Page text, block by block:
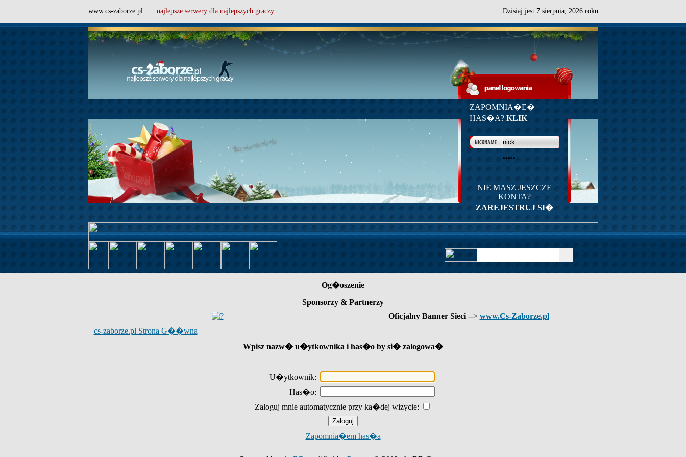
www.cs-zaborze.pl | najlepsze serwery dla najlepszych graczy Dzisiaj jest 7 sierpnia, 2026 roku
ZAPOMNIA�E�
HAS�A? KLIK
NIE MASZ JESZCZE
KONTA?
ZAREJESTRUJ SI�
Og�oszenie
Sponsorzy & Partnerzy
Oficjalny Banner Sieci --> www.Cs-Zaborze.pl
cs-zaborze.pl Strona G��wna
Wpisz nazw� u�ytkownika i has�o by si� zalogowa�
U�ytkownik:
Has�o:
Zaloguj mnie automatycznie przy ka�dej wizycie:
Zapomnia�em has�a